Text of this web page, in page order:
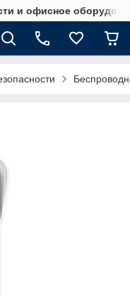
и офисное